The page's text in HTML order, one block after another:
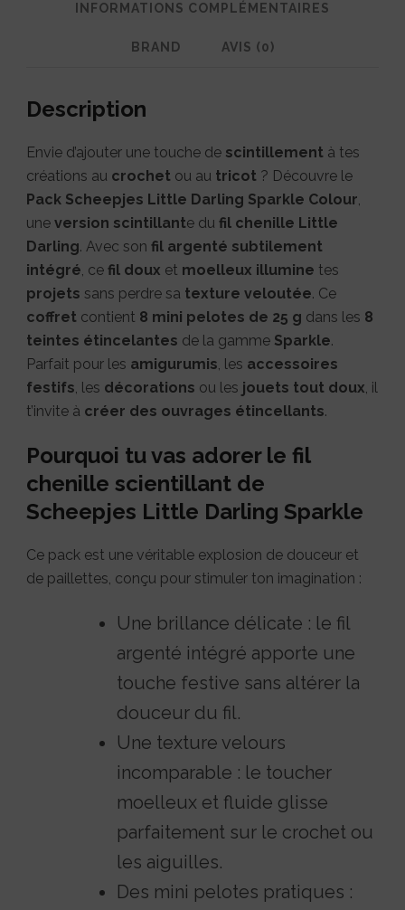
INFORMATIONS COMPLÉMENTAIRES
BRAND AVIS (0)
Description
Envie d’ajouter une touche de scintillement à tes
créations au crochet ou au tricot ? Découvre le
Pack Scheepjes Little Darling Sparkle Colour,
une version scintillante du fil chenille Little
Darling. Avec son fil argenté subtilement
intégré, ce fil doux et moelleux illumine tes
projets sans perdre sa texture veloutée. Ce
coffret contient 8 mini pelotes de 25 g dans les 8
teintes étincelantes de la gamme Sparkle.
Parfait pour les amigurumis, les accessoires
festifs, les décorations ou les jouets tout doux, il
t’invite à créer des ouvrages étincellants.
Pourquoi tu vas adorer le fil
chenille scientillant de
Scheepjes Little Darling Sparkle
Ce pack est une véritable explosion de douceur et
de paillettes, conçu pour stimuler ton imagination :
Une brillance délicate : le fil
argenté intégré apporte une
touche festive sans altérer la
douceur du fil.
Une texture velours
incomparable : le toucher
moelleux et fluide glisse
parfaitement sur le crochet ou
les aiguilles.
Des mini pelotes pratiques :